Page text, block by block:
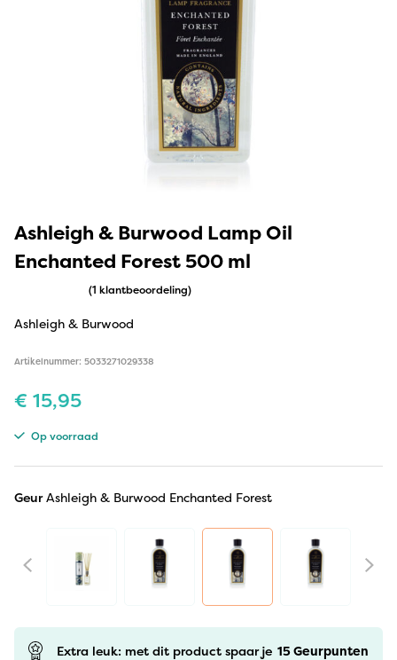
Ashleigh & Burwood Lamp Oil
Enchanted Forest 500 ml
(1 klantbeoordeling)
Ashleigh & Burwood
Artikelnummer: 5033271029338
€ 15,95
Op voorraad
GeurAshleigh & Burwood Enchanted Forest
Extra leuk: met dit product spaar je 15Geurpunten